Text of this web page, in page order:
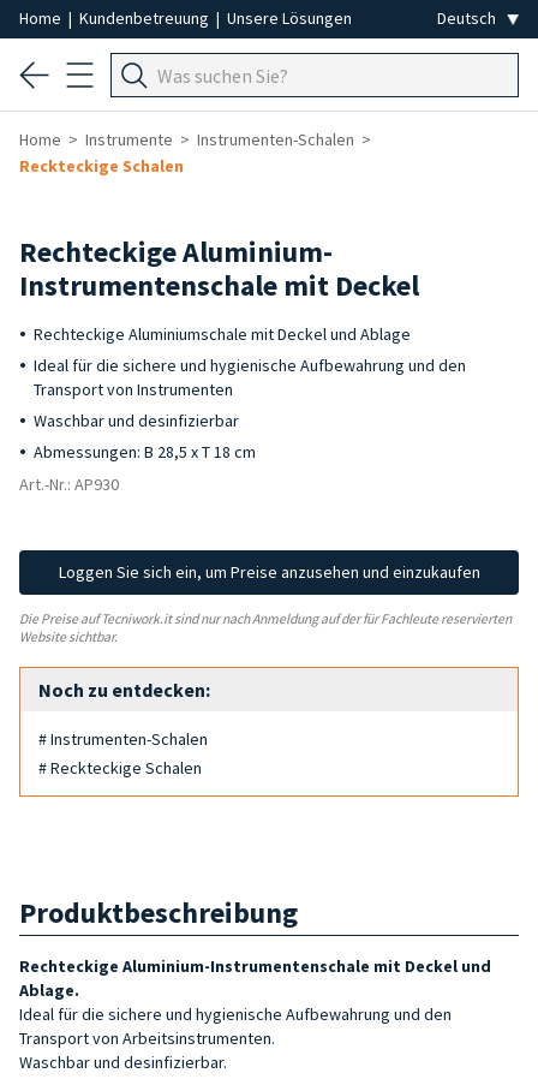
Home | Kundenbetreuung | Unsere Lösungen
Home Instrumente
Instrumenten-Schalen
Reckteckige Schalen
Rechteckige Aluminium-
Instrumentenschale mit Deckel
Rechteckige Aluminiumschale mit Deckel und Ablage
Ideal für die sichere und hygienische Aufbewahrung und den
Transport von Instrumenten
Waschbar und desinfizierbar
Abmessungen: B 28,5 x T 18 cm
Art.-Nr.: AP930
Loggen Sie sich ein, um Preise anzusehen und einzukaufen
Die Preise auf Tecniwork.it sind nur nach Anmeldung auf der für Fachleute reservierten
Website sichtbar.
Noch zu entdecken:
# Instrumenten-Schalen
# Reckteckige Schalen
Produktbeschreibung
Rechteckige Aluminium-Instrumentenschale mit Deckel und
Ablage.
Ideal für die sichere und hygienische Aufbewahrung und den
Transport von Arbeitsinstrumenten.
Waschbar und desinfizierbar.